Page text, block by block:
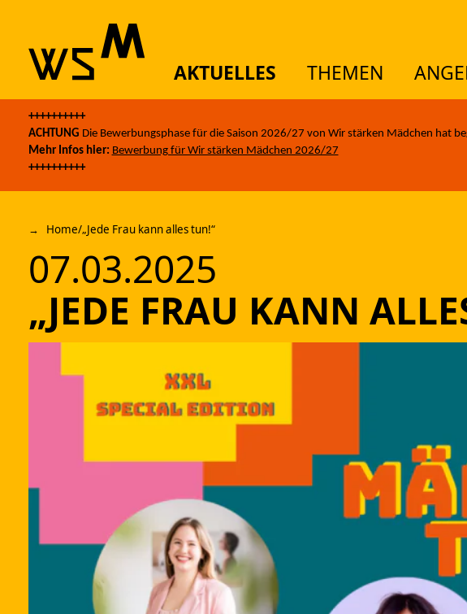
Skip to content
AKTUELLES THEMEN
++++++++++
ACHTUNG Die Bewerbungsphase für die Saison 2026/27 von Wir stärken Mädchen hat
Mehr Infos hier: Bewerbung für Wir stärken Mädchen 2026/27
++++++++++
AKTUELLES
A A
Home/„Jede Frau kann alles tun!“
07.03.2025
„JEDE FRAU KANN